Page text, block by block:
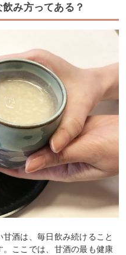
み方ってある？
酒は、毎日飲み続けること
ここでは、甘酒の最も健康